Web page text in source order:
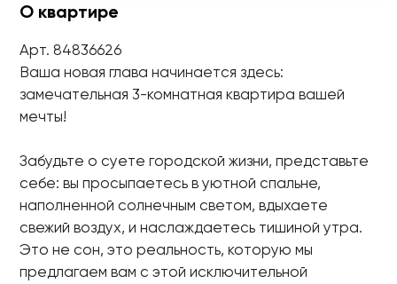
О квартире
Арт. 84836626
Ваша новая глава начинается здесь:
замечательная 3-комнатная квартира вашей
мечты!
Забудьте о суете городской жизни, представьте
себе: вы просыпаетесь в уютной спальне,
наполненной солнечным светом, вдыхаете
свежий воздух, и наслаждаетесь тишиной утра.
Это не сон, это реальность, которую мы
предлагаем вам с этой исключительной